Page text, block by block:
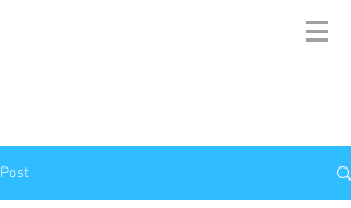
Post